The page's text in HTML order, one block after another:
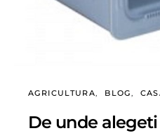
AGRICULTURA BLOG
De unde